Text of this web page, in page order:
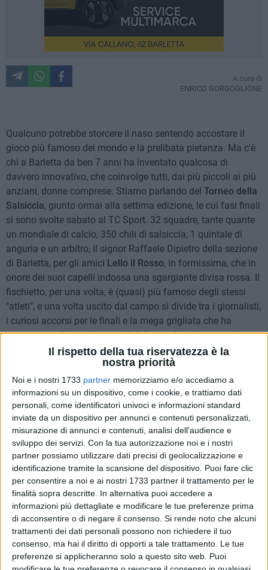
Il rispetto della tua riservatezza è la
nostra priorità
Noi e i nostri 1733 partner memorizziamo e/o accediamo a
informazioni su un dispositivo, come i cookie, e trattiamo dati
personali, come identificatori univoci e informazioni standard
inviate da un dispositivo per annunci e contenuti personalizzati,
misurazione di annunci e contenuti, analisi dell'audience e
sviluppo dei servizi. Con la tua autorizzazione noi e i nostri
partner possiamo utilizzare dati precisi di geolocalizzazione e
identificazione tramite la scansione del dispositivo. Puoi fare clic
per consentire a noi e ai nostri 1733 partner il trattamento per le
finalità sopra descritte. In alternativa puoi accedere a
informazioni più dettagliate e modificare le tue preferenze prima
di acconsentire o di negare il consenso. Si rende noto che alcuni
trattamenti dei dati personali possono non richiedere il tuo
consenso, ma hai il diritto di opporti a tale trattamento. Le tue
preferenze si applicheranno solo a questo sito web. Puoi
A cura di
ENRICO GORGOGLIONE
Qualcuno potrebbe storcere il naso sentendo accostare il
gioco più famoso del mondo e la prelibata pietanza. Ma c'è
chi a Barletta da ben 7 anni ha inventato qualcosa di
davvero innovativo, che coinvolge tutti, dai più piccoli ai più
anziani, donne comprese. Stiamo parlando del Torneo della
Salsiccia, giunto ormai alla settima edizione, le cui fasi finali
si sono svolte sabato al TC Sport. 32 squadre, tante quante
un mondiale di calcio, 350 chili di salsiccia, 1 quintale di
anguria e un arbitro, il signor Raffaele Dipietro della sezione
di Barletta, per gli amici Lello il Rosso, in formissima, che in
onore dei suoi capelli indossa una sgargiante divisa rossa. Il
fischietto, per una volta, è (quasi) più famoso degli stessi
"atleti", e una volta uscito dal campo si divide tra i giornalisti,
i curiosi accorsi per le finali e la mega grigliata che ha
permesso agli organizzatori di "sfamare" tutti i presenti.
Per onor di cronaca, e solo per quella, diremo che alla fine
dello splendido e combattutissimo torneo ha vinto la
squadra"Rgnon", guidata da Alfarano e composta da Zazà
Dibenedetto, Franco Cilli, Pià Delvecchio, Ezio Borraccino,
Pierro, Capitano Daddato, Enzo Chiarielo e Michele Daddato,
che in finale di Champions League ha battuto nettamente
"Pulptòn"
del presidente Delvecchi, composta da E. Matera,
A. Marino, A. Delvecchio, N. Di Lorenzo, N. Di Noia, L.
Capacchione e G. Ricco con lo score di 7 a 2. La finale di
Europa League, invece, è andata appannaggio del team
"Rasciale": stranamente i nomi delle squadre richiamavano
lontanamente alla carne, animatrice del torneo più dello
stesso pallone da calcio. I numerosi addetti ai lavori avranno
sicuramente gradito il bel calcio messo in mostra dagli
uomini in campo, ma più di ogni altra cosa avranno gradito